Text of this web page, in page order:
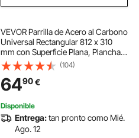
VEVOR Parrilla de Acero al Carbono
Universal Rectangular 812 x 310
mm con Superficie Plana, Plancha
de Gas para Barbacoa, Teppanyaki,
Utensilios Cocina Familiares
Portátiles con Asa, para Cocción
(104)
6490€
Disponible
Entrega:tan pronto como Mié.
Ago. 12